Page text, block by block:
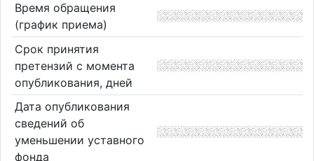
Время обращения
(график приема)
Срок принятия
претензий с момента
опубликования, дней
Дата опубликования
сведений об
уменьшении уставного
фонда